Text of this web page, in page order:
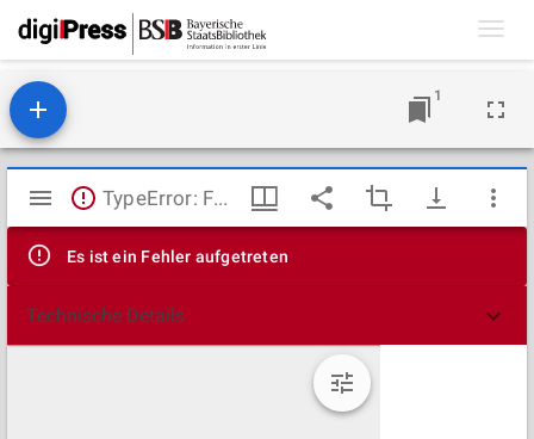
1
Mirador
Viewer
TypeError: Failed to fetch
Es ist ein Fehler aufgetreten
Technische Details